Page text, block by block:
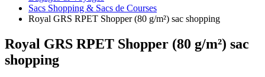
Sacs Shopping & Sacs de Courses
Royal GRS RPET Shopper (80 g/m²) sac shopping
Royal GRS RPET Shopper (80 g/m²) sac
shopping